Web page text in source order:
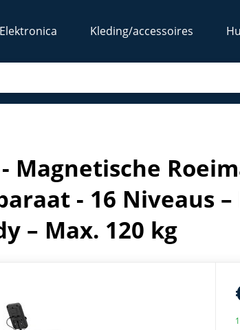
Elektronica Kleding/accessoires
- 16 Niveaus – Bluetooth – Fitness –
Magnetische
- 16 Niveaus
– Max. 120 kg